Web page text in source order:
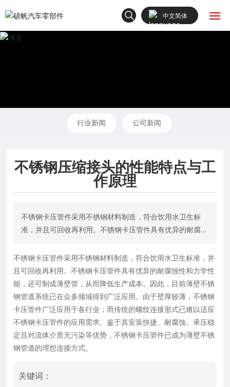
产品中心
解决方案
中文简体
行业新闻 公司新闻
不锈钢压缩接头的性能特点与工
作原理
不锈钢卡压管件采用不锈钢材料制造，符合饮用水卫生标
准，并且可回收再利用。不锈钢卡压管件具有优异的耐腐蚀
此，目前薄壁不锈钢管道系统已在众多领域得到广泛应用。
由于壁厚较薄，不锈钢卡压管件广泛应用于各行业；而传统
的螺纹连接形式已难以适应不锈钢卡压管件的应用需求。鉴
于其安装快捷、耐腐蚀、承压稳定且对流体介质无污染等优
势，不锈钢卡压管件已成为薄壁不锈钢管道的理想连接方
式。
不锈钢卡压管件采用不锈钢材料制造，符合饮用水卫生标准，并
且可回收再利用。不锈钢卡压管件具有优异的耐腐蚀性和力学性
能，还可制成薄壁管，从而降低生产成本。因此，目前薄壁不锈
钢管道系统已在众多领域得到广泛应用。由于壁厚较薄，不锈钢
卡压管件广泛应用于各行业；而传统的螺纹连接形式已难以适应
不锈钢卡压管件的应用需求。鉴于其安装快捷、耐腐蚀、承压稳
定且对流体介质无污染等优势，不锈钢卡压管件已成为薄壁不锈
钢管道的理想连接方式。
关键词：